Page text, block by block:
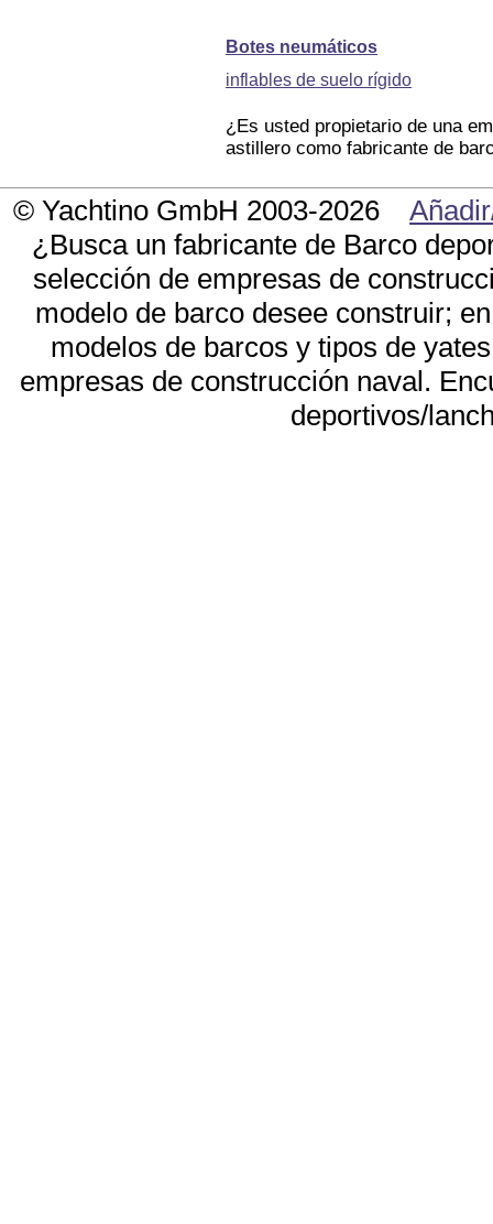
Botes neumáticos
inflables de suelo rígido
¿Es usted propietario de una
astillero como fabricante de
© Yachtino GmbH 2003-2026
¿Busca un fabricante de Barco
selección de empresas de
modelo de barco desee construir;
modelos de barcos y tipos de
empresas de construcción naval.
deportivos/